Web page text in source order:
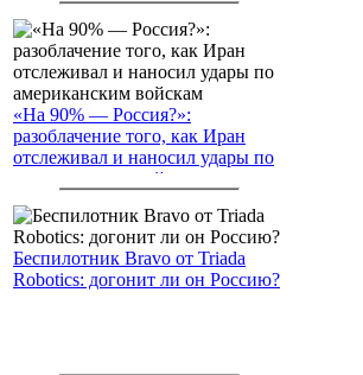
«На 90% — Россия?»:
разоблачение того, как Иран
отслеживал и наносил удары по
американским войскам
Беспилотник Bravo от Triada
Robotics: догонит ли он Россию?